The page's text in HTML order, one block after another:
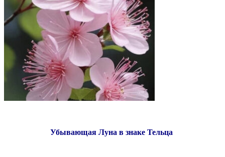
Убывающая Луна в знаке Тельца